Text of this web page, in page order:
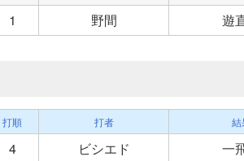
1 野間 遊
打順 打者 結
4 ビシエド 一